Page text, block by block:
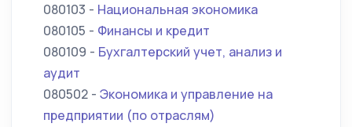
080103 - Национальная экономика
080105 - Финансы и кредит
080109 - Бухгалтерский учет, анализ и
аудит
080502 - Экономика и управление на
предприятии (по отраслям)